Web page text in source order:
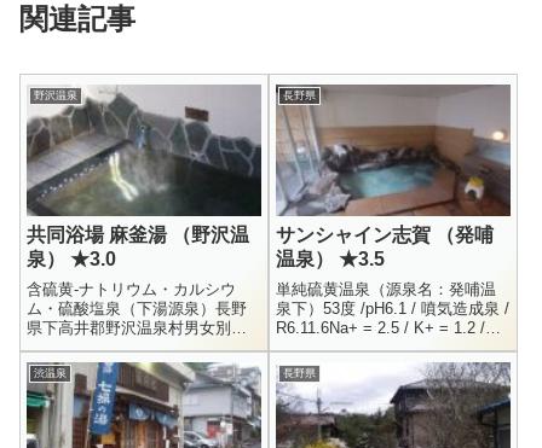
関連記事
野沢温泉
共同浴場 麻釜湯 （野沢温
泉） ★3.0
含硫黄-ナトリウム・カルシウ
ム・硫酸塩泉（下湯源泉）長野
県下高井郡野沢温泉村男女別内
湯料金 : 寸志5:00 – 23:00麻釜
（おがま）源泉から一本道を下
ったところにある麻釜（あ...
長野県
サンシャイン志賀 （発哺
温泉） ★3.5
単純硫黄温泉（源泉名：発哺温
泉下）53度 /pH6.1 / 噴気造成泉 /
R6.11.6Na+ = 2.5 / K+ = 1.2 /
NH4+ = 0.2Mg+ = 1.1 / ...
渋温泉 長野県